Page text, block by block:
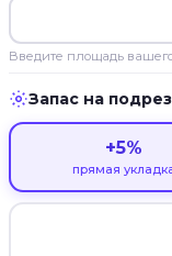
Введите площадь
Запас на
+5%
прямая